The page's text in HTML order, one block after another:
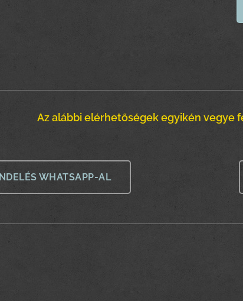
Az alábbi elérhetőségek egyikén vegye
WHATSAPP-AL